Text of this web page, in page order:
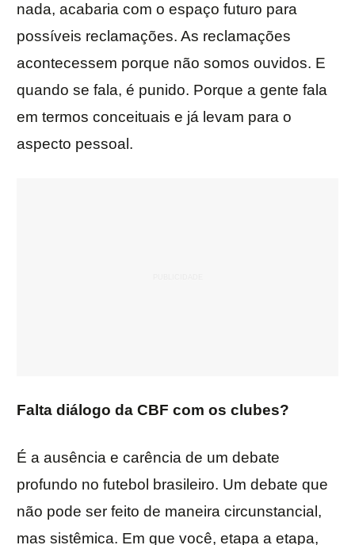
nada, acabaria com o espaço futuro para
possíveis reclamações. As reclamações
acontecessem porque não somos ouvidos. E
quando se fala, é punido. Porque a gente fala
em termos conceituais e já levam para o
aspecto pessoal.
Falta diálogo da CBF com os clubes?
É a ausência e carência de um debate
profundo no futebol brasileiro. Um debate que
não pode ser feito de maneira circunstancial,
mas sistêmica. Em que você, etapa a etapa,